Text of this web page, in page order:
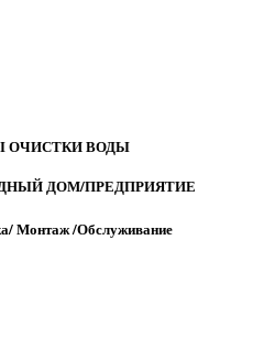
ОЧИСТКИ ВОДЫ
ДОМ/ПРЕДПРИЯТИЕ
Монтаж/Обслуживание